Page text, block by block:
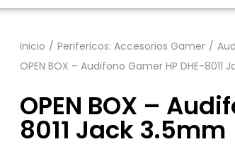
Inicio / Perifericos: Accesorios Gamer /
OPEN BOX – Audifono Gamer HP DHE-8011
OPEN BOX –
8011 Jack 3.5mm